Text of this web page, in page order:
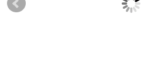
2023年7月29日(土),30
2023